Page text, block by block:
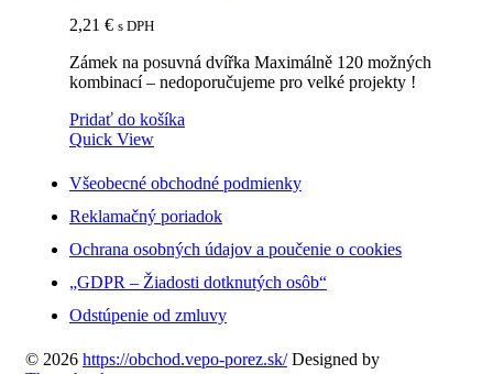
2,21 € s DPH
Zámek na posuvná dvířka Maximálně 120 možných
kombinací – nedoporučujeme pro velké projekty !
Pridať do košíka
Quick View
Všeobecné obchodné podmienky
Reklamačný poriadok
Ochrana osobných údajov a poučenie o cookies
„GDPR – Žiadosti dotknutých osôb“
Odstúpenie od zmluvy
© 2026 https://obchod.vepo-porez.sk/ Designed by